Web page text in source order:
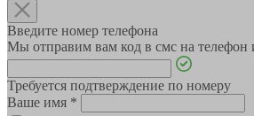
Введите номер телефона
Мы отправим вам код в смс на телефон
Требуется подтверждение по номеру
Ваше имя *